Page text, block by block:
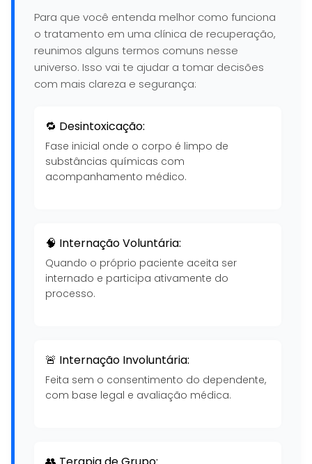
Para que você entenda melhor como funciona
o tratamento em uma clínica de recuperação,
reunimos alguns termos comuns nesse
universo. Isso vai te ajudar a tomar decisões
com mais clareza e segurança:
🔁 Desintoxicação:
Fase inicial onde o corpo é limpo de
substâncias químicas com
acompanhamento médico.
🧠 Internação Voluntária:
Quando o próprio paciente aceita ser
internado e participa ativamente do
processo.
🚨 Internação Involuntária:
Feita sem o consentimento do dependente,
com base legal e avaliação médica.